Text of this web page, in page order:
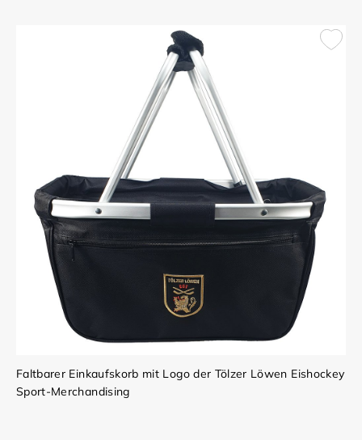
Faltbarer Einkaufskorb mit Logo der Tölzer Löwen Eishockey
Sport-Merchandising